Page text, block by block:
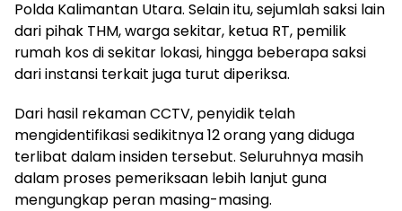
Polda Kalimantan Utara. Selain itu, sejumlah saksi lain
dari pihak THM, warga sekitar, ketua RT, pemilik
rumah kos di sekitar lokasi, hingga beberapa saksi
dari instansi terkait juga turut diperiksa.
Dari hasil rekaman CCTV, penyidik telah
mengidentifikasi sedikitnya 12 orang yang diduga
terlibat dalam insiden tersebut. Seluruhnya masih
dalam proses pemeriksaan lebih lanjut guna
mengungkap peran masing-masing.